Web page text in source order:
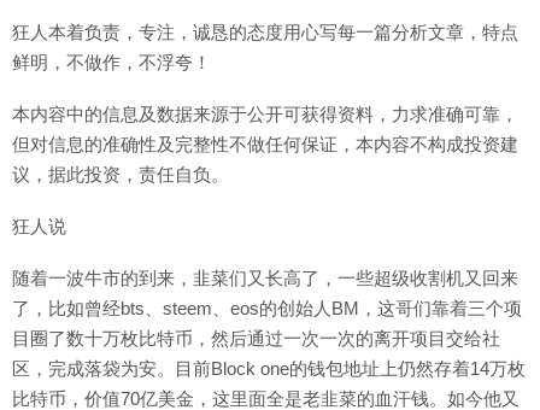
狂人本着负责，专注，诚恳的态度用心写每一篇分析文章，特点
鲜明，不做作，不浮夸！
本内容中的信息及数据来源于公开可获得资料，力求准确可靠，
但对信息的准确性及完整性不做任何保证，本内容不构成投资建
议，据此投资，责任自负。
狂人说
随着一波牛市的到来，韭菜们又长高了，一些超级收割机又回来
了，比如曾经bts、steem、eos的创始人BM，这哥们靠着三个项
目圈了数十万枚比特币，然后通过一次一次的离开项目交给社
区，完成落袋为安。目前Block one的钱包地址上仍然存着14万枚
比特币，价值70亿美金，这里面全是老韭菜的血汗钱。如今他又